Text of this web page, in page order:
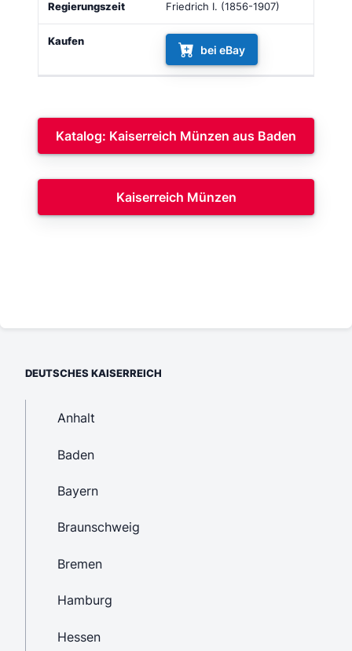
Friedrich I. (1856-1907)
bei eBay
Katalog: Kaiserreich Münzen aus Baden
Kaiserreich Münzen
DEUTSCHES KAISERREICH
Anhalt
Baden
Bayern
Braunschweig
Bremen
Hamburg
Hessen